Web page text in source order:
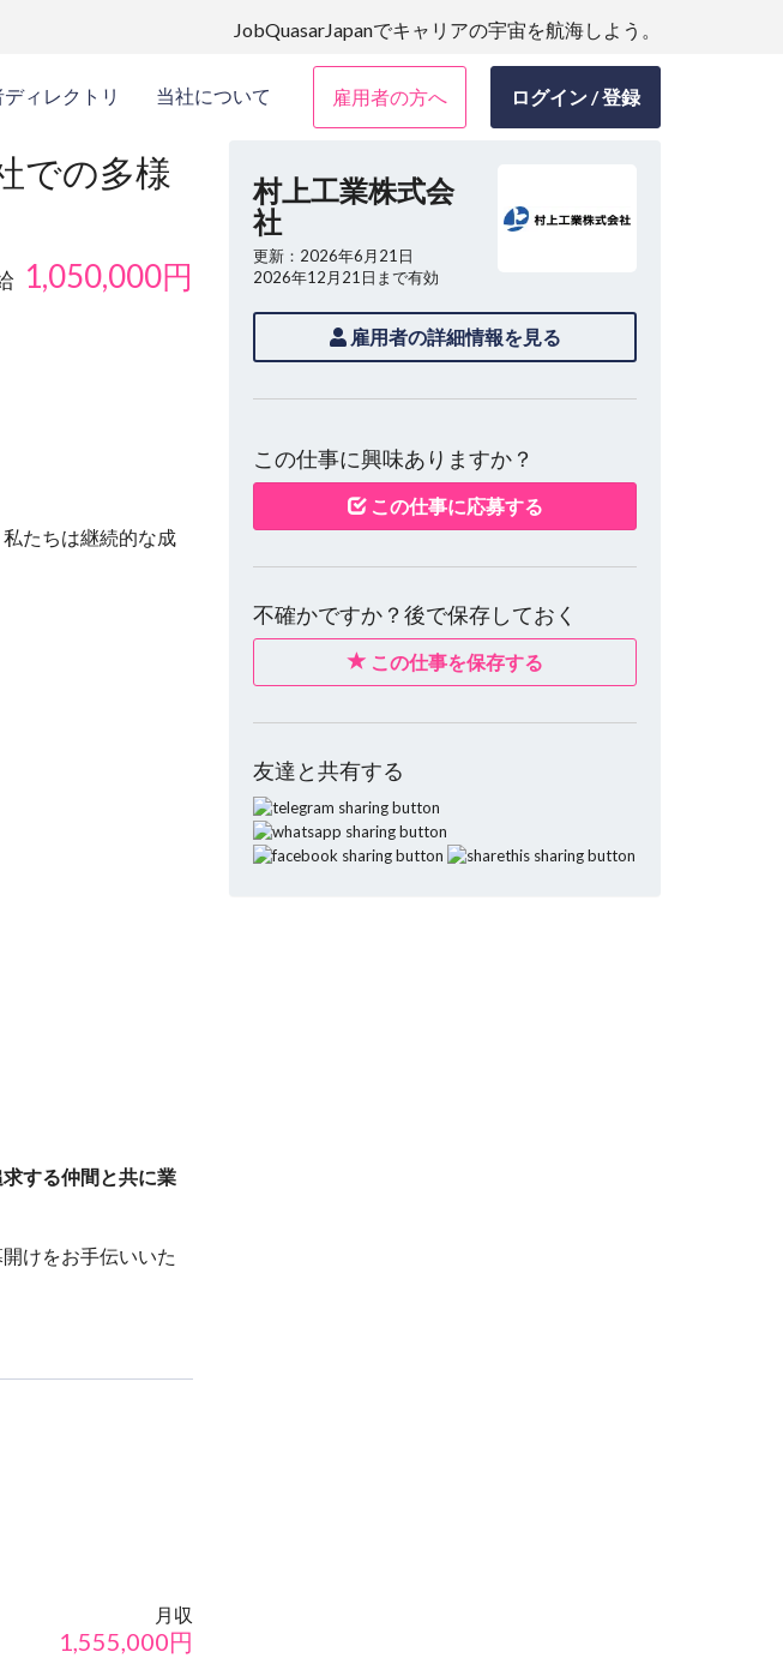
JobQuasarJapanでキャリアの宇宙を航海しよう。
ディレクトリ 当社について 雇用者の方へ ログイン / 登録
での多様
1,050,000円
たちは継続的な成
する仲間と共に業
けをお手伝いいた
月収
1,555,000円
村上工業株式会
社
更新：2026年6月21日
2026年12月21日まで有効
雇用者の詳細情報を見る
この仕事に興味ありますか？
この仕事に応募する
不確かですか？後で保存しておく
この仕事を保存する
友達と共有する